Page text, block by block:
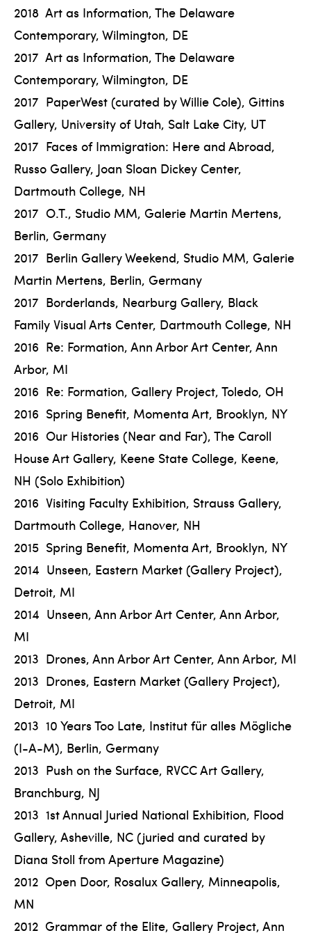
2018 Art as Information, The Delaware
Contemporary, Wilmington, DE
2017 Art as Information, The Delaware
Contemporary, Wilmington, DE
2017 PaperWest (curated by Willie Cole), Gittins
Gallery, University of Utah, Salt Lake City, UT
2017 Faces of Immigration: Here and Abroad,
Russo Gallery, Joan Sloan Dickey Center,
Dartmouth College, NH
2017 O.T., Studio MM, Galerie Martin Mertens,
Berlin, Germany
2017 Berlin Gallery Weekend, Studio MM, Galerie
Martin Mertens, Berlin, Germany
2017 Borderlands, Nearburg Gallery, Black
Family Visual Arts Center, Dartmouth College, NH
2016 Re: Formation, Ann Arbor Art Center, Ann
Arbor, MI
2016 Re: Formation, Gallery Project, Toledo, OH
2016 Spring Benefit, Momenta Art, Brooklyn, NY
2016 Our Histories (Near and Far), The Caroll
House Art Gallery, Keene State College, Keene,
NH (Solo Exhibition)
2016 Visiting Faculty Exhibition, Strauss Gallery,
Dartmouth College, Hanover, NH
2015 Spring Benefit, Momenta Art, Brooklyn, NY
2014 Unseen, Eastern Market (Gallery Project),
Detroit, MI
2014 Unseen, Ann Arbor Art Center, Ann Arbor,
MI
2013 Drones, Ann Arbor Art Center, Ann Arbor, MI
2013 Drones, Eastern Market (Gallery Project),
Detroit, MI
2013 10 Years Too Late, Institut für alles Mögliche
(I-A-M), Berlin, Germany
2013 Push on the Surface, RVCC Art Gallery,
Branchburg, NJ
2013 1st Annual Juried National Exhibition, Flood
Gallery, Asheville, NC (juried and curated by
Diana Stoll from Aperture Magazine)
2012 Open Door, Rosalux Gallery, Minneapolis,
MN
2012 Grammar of the Elite, Gallery Project, Ann